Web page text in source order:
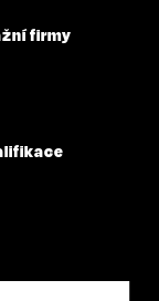
firmy